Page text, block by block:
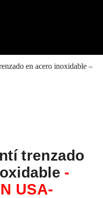
en acero inoxidable –
trenzado
-
USA-